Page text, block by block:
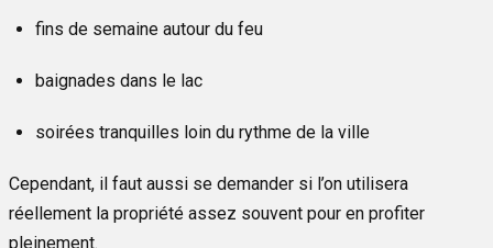
fins de semaine autour du feu
baignades dans le lac
soirées tranquilles loin du rythme de la ville
Cependant, il faut aussi se demander si l’on utilisera
réellement la propriété assez souvent pour en profiter
pleinement.